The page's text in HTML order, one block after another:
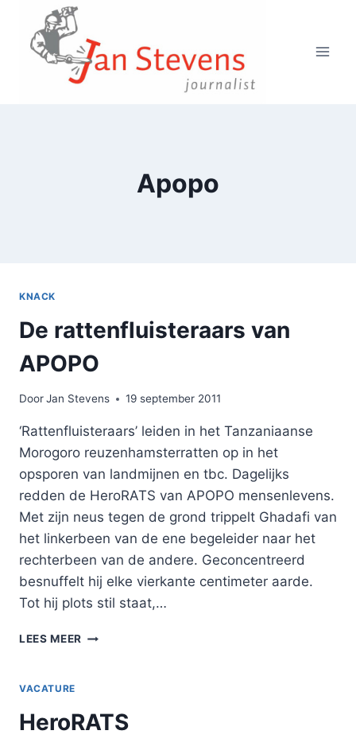
Doorgaan
inhoud
Apopo
KNACK
De rattenfluisteraars van
APOPO
DoorJan Stevens 19 september 2011
‘Rattenfluisteraars’ leiden in het Tanzaniaanse
Morogoro reuzenhamsterratten op in het
opsporen van landmijnen en tbc. Dagelijks
redden de HeroRATS van APOPO mensenlevens.
Met zijn neus tegen de grond trippelt Ghadafi van
het linkerbeen van de ene begeleider naar het
rechterbeen van de andere. Geconcentreerd
besnuffelt hij elke vierkante centimeter aarde.
Tot hij plots stil staat,…
LEES MEER DE
VACATURE
HeroRATS